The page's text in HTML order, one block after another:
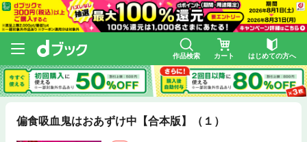
作品検索 カート はじめての方へ
偏食吸血鬼はおあずけ中【合本版】（１）